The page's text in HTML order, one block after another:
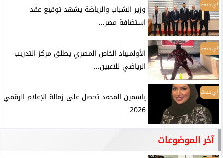
أي خدمة
وزير الشباب والرياضة يشهد توقيع عقد
استضافة مصر...
أي خدمة
الأولمبياد الخاص المصري يطلق مركز التدريب
الرياضي للاعبين...
أي خدمة
ياسمين المحمد تحصل على زمالة الإعلام الرقمي
2026
آخر الموضوعات